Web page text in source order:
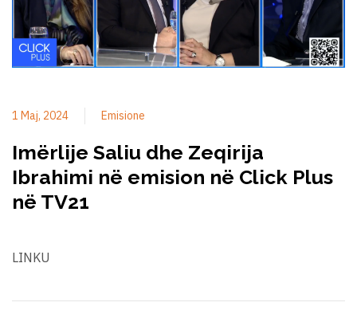
1 Maj, 2024 Emisione
Imërlije Saliu dhe Zeqirija
Ibrahimi në emision në Click Plus
në TV21
LINKU